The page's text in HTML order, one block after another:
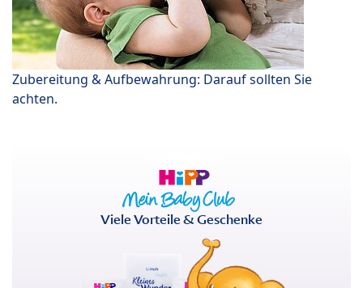
Zubereitung & Aufbewahrung: Darauf sollten Sie
achten.
Viele Vorteile & Geschenke